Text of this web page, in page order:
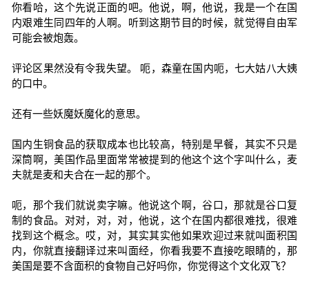
你看哈，这个先说正面的吧。他说，啊，他说，我是一个在国
内艰难生同四年的人啊。听到这期节目的时候，就觉得自由军
可能会被炮轰。
评论区果然没有令我失望。 呃，森童在国内呃，七大姑八大姨
的口中。
还有一些妖魔妖魔化的意思。
国内生铜食品的获取成本也比较高，特别是早餐，其实不只是
深筒啊，美国作品里面常常被提到的他这个这个字叫什么，麦
夫就是麦和夫合在一起的那个。
呃，那个我们就说卖字嘛。他说这个啊，谷口，那就是谷口复
制的食品。对对，对，对，他说，这个在国内都很难找，很难
找到这个概念。哎，对，其实其实他如果欢迎过来就叫面积国
内，你就直接翻译过来叫面经，你看我要不直接吃眼睛的，那
美国是要不含面积的食物自己好吗你，你觉得这个文化双飞？